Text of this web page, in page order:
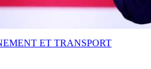
ET TRANSPORT